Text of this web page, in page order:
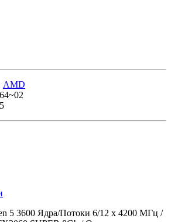
AMD
5 3600 Ядра/Потоки 6/12 x 4200 МГц /